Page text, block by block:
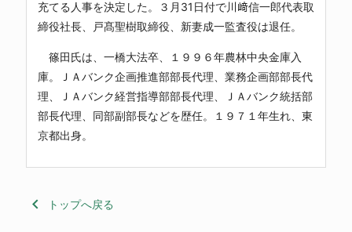
充てる人事を決定した。３月31日付で川﨑信一郎代表取
締役社長、戸髙聖樹取締役、新妻成一監査役は退任。
篠田氏は、一橋大法卒、１９９６年農林中央金庫入
庫。
ＪＡバンク企画推進部部長代理、業務企画部部長代
理、
ＪＡバンク経営指導部部長代理、 ＪＡバンク統括部
部長代理、同部副部長などを歴任。１９７１年生れ、東
京都出身。
keyboard_arrow_left トップへ戻る